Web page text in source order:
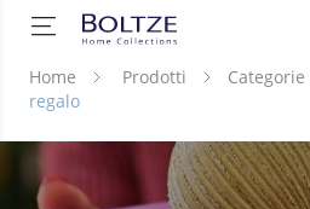
Home Prodotti
regalo